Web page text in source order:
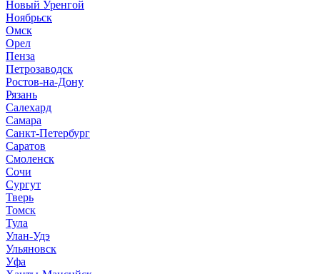
Новый Уренгой
Ноябрьск
Омск
Орел
Пенза
Петрозаводск
Ростов-на-Дону
Рязань
Салехард
Самара
Санкт-Петербург
Саратов
Смоленск
Сочи
Сургут
Тверь
Томск
Тула
Улан-Удэ
Ульяновск
Уфа